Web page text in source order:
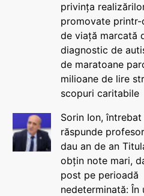
privința
promovate
de viață marcată
diagnostic de
de maratoane
milioane de lire
scopuri caritabile
Sorin Ion,
răspunde
dau an de an
obțin note mari,
post pe perioadă
nedeterminată: În